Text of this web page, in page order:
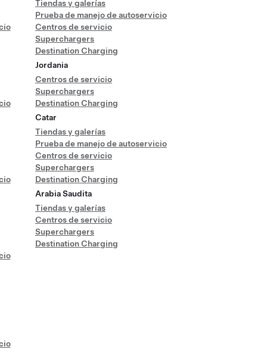
Tiendas y galerías
Prueba de manejo de autoservicio
Centros de servicio
Superchargers
Destination Charging
Jordania
Centros de servicio
Superchargers
Destination Charging
Catar
Tiendas y galerías
Prueba de manejo de autoservicio
Centros de servicio
Superchargers
Destination Charging
Arabia Saudita
Tiendas y galerías
Centros de servicio
Superchargers
Destination Charging